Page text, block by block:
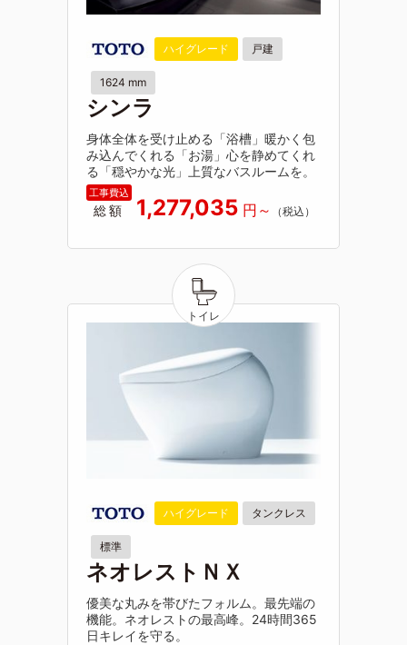
ハイグレード 戸建
1624 mm
シンラ
身体全体を受け止める「浴槽」暖かく包
み込んでくれる「お湯」心を静めてくれ
る「穏やかな光」上質なバスルームを。
総額 1,277,035
ハイグレード タンクレス
標準
ネオレストＮＸ
優美な丸みを帯びたフォルム。最先端の
機能。ネオレストの最高峰。24時間365
日キレイを守る。